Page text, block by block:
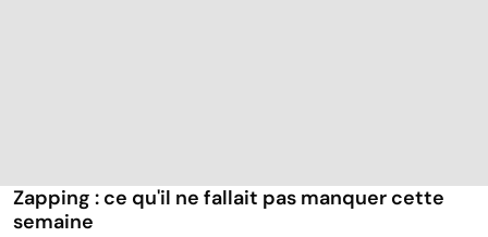
Zapping : ce qu'il ne fallait pas manquer cette
semaine